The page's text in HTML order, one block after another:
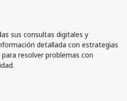
sus consultas digitales y
detallada con estrategias
resolver problemas con